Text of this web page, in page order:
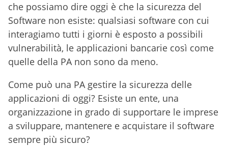
che possiamo dire oggi è che la sicurezza del
Software non esiste: qualsiasi software con cui
interagiamo tutti i giorni è esposto a possibili
vulnerabilità, le applicazioni bancarie così come
quelle della PA non sono da meno.
Come può una PA gestire la sicurezza delle
applicazioni di oggi? Esiste un ente, una
organizzazione in grado di supportare le imprese
a sviluppare, mantenere e acquistare il software
sempre più sicuro?